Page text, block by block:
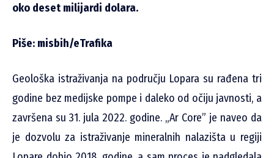
oko deset milijardi dolara.
Piše: misbih/eTrafika
Geološka istraživanja na području Lopara su rađena tri
godine bez medijske pompe i daleko od očiju javnosti, a
završena su 31. jula 2022. godine. „Ar Core” je naveo da
je dozvolu za istraživanje mineralnih nalazišta u regiji